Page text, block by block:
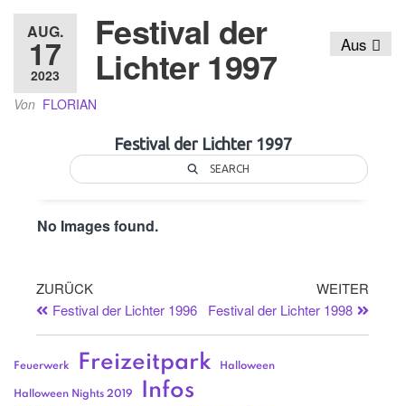
AUG.
17
2023
Aus
Festival der
Lichter 1997
Von FLORIAN
Festival der Lichter 1997
SEARCH
No Images found.
ZURÜCK
Festival der Lichter 1996
WEITER
Festival der Lichter 1998
Feuerwerk Freizeitpark Halloween
Halloween Nights 2019 Infos